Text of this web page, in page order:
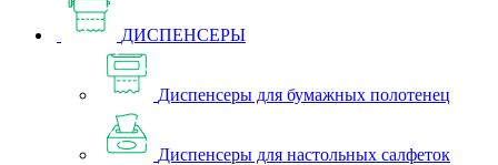
ДИСПЕНСЕРЫ
Диспенсеры для бумажных полотенец
Диспенсеры для настольных салфеток